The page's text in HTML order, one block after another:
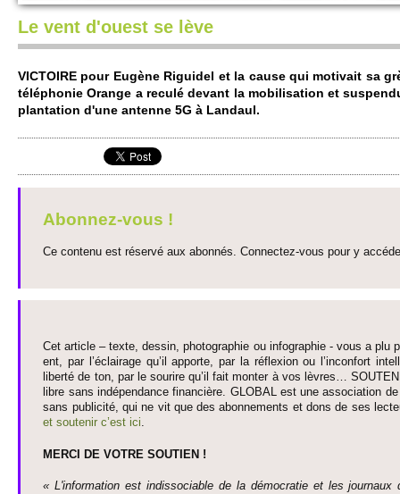
Le vent d'ouest se lève
VI­CTO­IRE pour Eugène Riguidel et la cause qui moti­vait sa
téléphonie Orange a reculé devant la mobi­lisation et
plantation d'une antenne 5G à Landaul.
Abonnez-vous !
Ce contenu est réservé aux abonnés. Connectez-vous pour y
Cet article – texte, dessin, photographie ou infographie - vous a plu
ent, par l’éclairage qu’il appo­rte, par la réflexion ou l’inconfort
liberté de ton, par le so­urire qu’il fait monter à vos lèvres…
libre sans indépendance financière. GLOBAL est une asso­ci­ation
sans publi­cité, qui ne vit que des abonne­ments et dons de ses
et so­utenir c’est ici
MERCI DE VOTRE SO­UTIEN !
« L'information est indisso­ci­able de la démo­cratie et les journaux